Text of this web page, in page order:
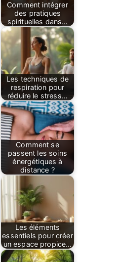
Comment intégrer
des pratiques
spirituelles dans…
Les techniques de
respiration pour
réduire le stress…
Comment se
passent les soins
énergétiques à
distance ?
Les éléments
essentiels pour créer
un espace propice…